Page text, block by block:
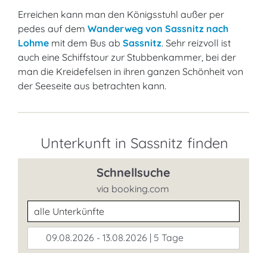
Erreichen kann man den Königsstuhl außer per
pedes auf dem Wanderweg von Sassnitz nach
Lohme mit dem Bus ab Sassnitz. Sehr reizvoll ist
auch eine Schiffstour zur Stubbenkammer, bei der
man die Kreidefelsen in ihren ganzen Schönheit von
der Seeseite aus betrachten kann.
Unterkunft in Sassnitz finden
Schnellsuche
via booking.com
Unterkunftsart
09.08.2026 - 13.08.2026 | 5 Tage